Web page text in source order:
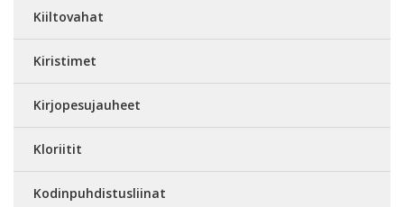
Kiiltovahat
Kiristimet
Kirjopesujauheet
Kloriitit
Kodinpuhdistusliinat